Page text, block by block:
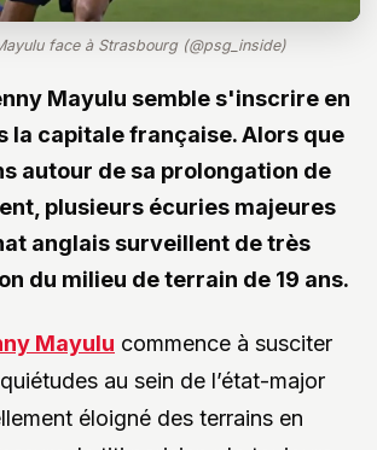
face à Strasbourg (@psg_inside)
Mayulu semble s'inscrire en
la capitale française. Alors que
autour de sa prolongation de
plusieurs écuries majeures
anglais surveillent de très
du milieu de terrain de 19 ans.
Mayulu commence à susciter
au sein de l’état-major
éloigné des terrains en